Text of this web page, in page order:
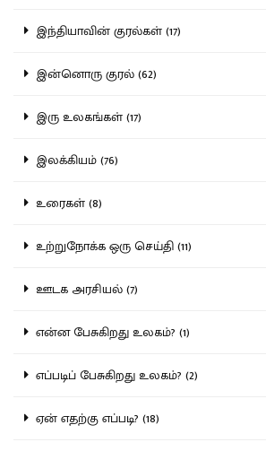
இந்தியாவின் குரல்கள் (17)
இன்னொரு குரல் (62)
இரு உலகங்கள் (17)
இலக்கியம் (76)
உரைகள் (8)
உற்றுநோக்க ஒரு செய்தி (11)
ஊடக அரசியல் (7)
என்ன பேசுகிறது உலகம்? (1)
எப்படிப் பேசுகிறது உலகம்? (2)
ஏன் எதற்கு எப்படி? (18)